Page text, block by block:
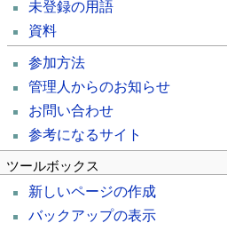
未登録の用語
資料
参加方法
管理人からのお知らせ
お問い合わせ
参考になるサイト
ツールボックス
新しいページの作成
バックアップの表示